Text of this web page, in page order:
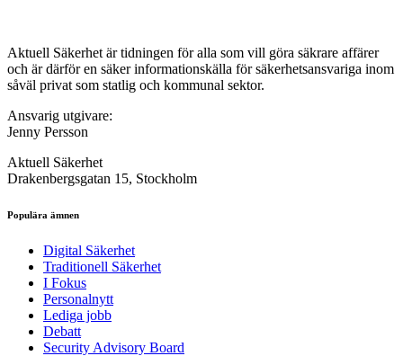
Aktuell Säkerhet är tidningen för alla som vill göra säkrare affärer
och är därför en säker informationskälla för säkerhets­ansvariga inom
såväl privat som statlig och kommunal sektor.
Ansvarig utgivare:
Jenny Persson
Aktuell Säkerhet
Drakenbergsgatan 15, Stockholm
Populära ämnen
Digital Säkerhet
Traditionell Säkerhet
I Fokus
Personalnytt
Lediga jobb
Debatt
Security Advisory Board